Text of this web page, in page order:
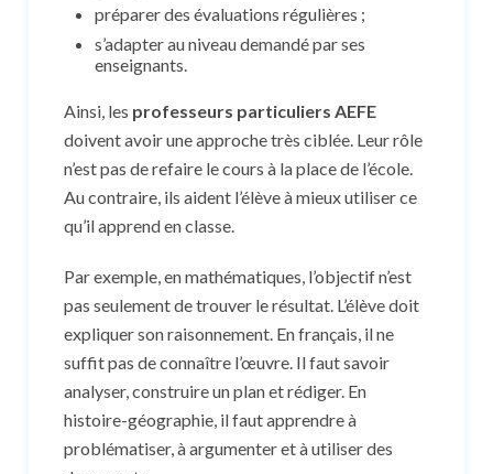
préparer des évaluations régulières ;
s’adapter au niveau demandé par ses
enseignants.
Ainsi, les professeurs particuliers AEFE
doivent avoir une approche très ciblée. Leur rôle
n’est pas de refaire le cours à la place de l’école.
Au contraire, ils aident l’élève à mieux utiliser ce
qu’il apprend en classe.
Par exemple, en mathématiques, l’objectif n’est
pas seulement de trouver le résultat. L’élève doit
expliquer son raisonnement. En français, il ne
suffit pas de connaître l’œuvre. Il faut savoir
analyser, construire un plan et rédiger. En
histoire-géographie, il faut apprendre à
problématiser, à argumenter et à utiliser des